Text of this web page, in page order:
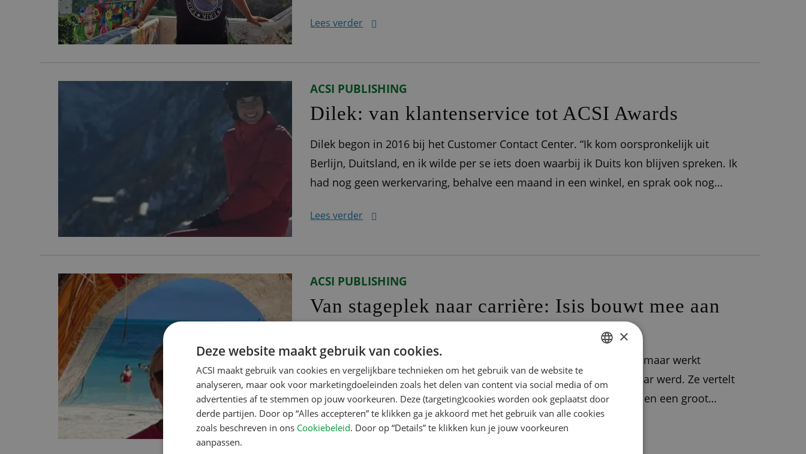
Lees verder
ACSI PUBLISHING
Dilek: van klantenservice tot ACSI Awards
Dilek begon in 2016 bij het Customer Contact Center. “Ik kom oorspronkelijk uit
Berlijn, Duitsland, en ik wilde per se iets doen waarbij ik Duits kon blijven spreken. Ik
had nog geen werkervaring, behalve een maand in een winkel, en sprak ook nog
Lees verder
ACSI PUBLISHING
Van stageplek naar carrière: Isis bouwt mee aan
Isis begon in februari 2023 bij ACSI. Ze kwam binnen als stagiaire, maar werkt
inmiddels al even in dienst. Mét een vast contract voordat ze 20 jaar werd. Ze vertelt
meer over haar werk als medewerker videocontent. TikTok-trends en een groot
jubileumproject “Onze videocontent is heel verschillend, en mijn werk daarmee dus
Lees verder
ENGLISH
FRENCH
×
Deze website maakt gebruik van cookies.
ACSI maakt gebruik van cookies en vergelijkbare technieken om het gebruik van de website te
analyseren, maar ook voor marketingdoeleinden zoals het delen van content via social media of om
advertenties af te stemmen op jouw voorkeuren. Deze (targeting)cookies worden ook geplaatst door
derde partijen. Door op “Alles accepteren” te klikken ga je akkoord met het gebruik van alle cookies
zoals beschreven in ons Cookiebeleid. Door op “Details” te klikken kun je jouw voorkeuren
aanpassen.